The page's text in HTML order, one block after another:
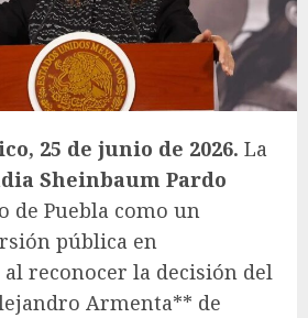
25 de junio de 2026. La
Sheinbaum Pardo
de Puebla como un
pública en
reconocer la decisión del
Armenta** de